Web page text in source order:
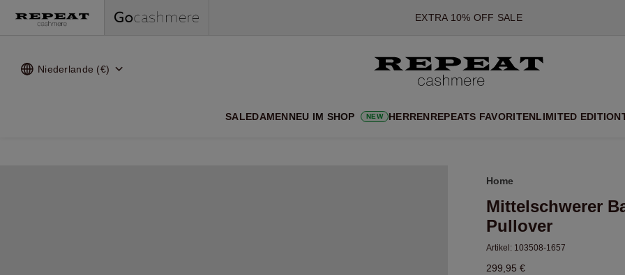
*DIESES ANGEBOT GILT BIS ZUM 12 AUGUST 2026
*GILT NICHT FÜR LIMITED EDITION
*AUSNAHMEN SIND MÖGLICH
NEUE CASHMERE-NEUHEITEN
EXTRA 10% OFF SALE
Niederlande (€)
SALEDAMENNEU IM SHOP NEW HERRENREPEATS FAVORITENLIMITED EDITION
Home
Mittelschwerer
Pullover
Artikel: 103508-1657
299,95 €